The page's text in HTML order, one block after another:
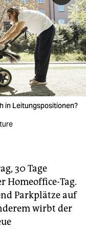
in Leitungspositionen?
30 Tage
Homeoffice-Tag.
Parkplätze auf
wirbt der